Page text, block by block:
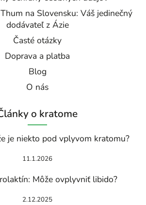
na Slovensku: Váš jedinečný
dodávateľ z Ázie
Časté otázky
Doprava a platba
Blog
O nás
o kratome
je niekto pod vplyvom kratomu?
11.1.2026
Môže ovplyvniť libido?
2.12.2025